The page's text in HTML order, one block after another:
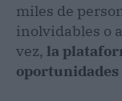
miles de
inolvidables o
vez, la
oportunidades